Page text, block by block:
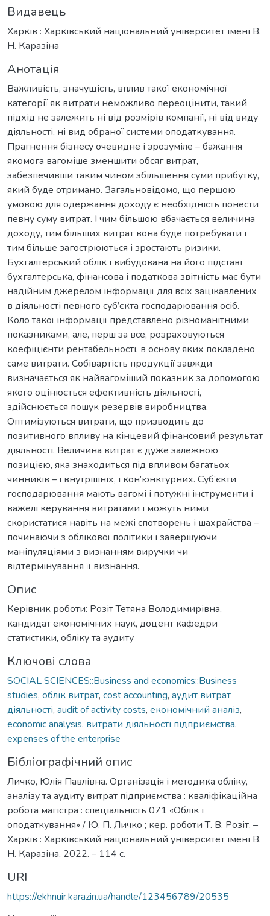
Видавець
Харків : Харківський національний університет імені В.
Н. Каразіна
Анотація
Важливість, значущість, вплив такої економічної
категорії як витрати неможливо переоцінити, такий
підхід не залежить ні від розмірів компанії, ні від виду
діяльності, ні вид обраної системи оподаткування.
Прагнення бізнесу очевидне і зрозуміле – бажання
якомога вагоміше зменшити обсяг витрат,
забезпечивши таким чином збільшення суми прибутку,
який буде отримано. Загальновідомо, що першою
умовою для одержання доходу є необхідність понести
певну суму витрат. І чим більшою вбачається величина
доходу, тим більших витрат вона буде потребувати і
тим більше загострюються і зростають ризики.
Бухгалтерський облік і вибудована на його підставі
бухгалтерська, фінансова і податкова звітність має бути
надійним джерелом інформації для всіх зацікавлених
в діяльності певного суб’єкта господарювання осіб.
Коло такої інформації представлено різноманітними
показниками, але, перш за все, розраховуються
коефіцієнти рентабельності, в основу яких покладено
саме витрати. Собівартість продукції завжди
визначається як найвагоміший показник за допомогою
якого оцінюється ефективність діяльності,
здійснюється пошук резервів виробництва.
Оптимізуються витрати, що призводить до
позитивного впливу на кінцевий фінансовий результат
діяльності. Величина витрат є дуже залежною
позицією, яка знаходиться під впливом багатьох
чинників – і внутрішніх, і кон’юнктурних. Суб’єкти
господарювання мають вагомі і потужні інструменти і
важелі керування витратами і можуть ними
скористатися навіть на межі спотворень і шахрайства –
починаючи з облікової політики і завершуючи
маніпуляціями з визнанням виручки чи
відтермінування її визнання.
Опис
Керівник роботи: Розіт Тетяна Володимирівна,
кандидат економічних наук, доцент кафедри
статистики, обліку та аудиту
Ключові слова
SOCIAL SCIENCES::Business and economics::Business
studies, облік витрат, cost accounting, аудит витрат
діяльності, audit of activity costs, економічний аналіз,
economic analysis, витрати діяльності підприємства,
expenses of the enterprise
Бібліографічний опис
Личко, Юлія Павлівна. Організація і методика обліку,
аналізу та аудиту витрат підприємства : кваліфікаційна
робота магістра : спеціальність 071 «Облік і
оподаткування» / Ю. П. Личко ; кер. роботи Т. В. Розіт. –
Харків : Харківський національний університет імені В.
Н. Каразіна, 2022. – 114 с.
URI
https://ekhnuir.karazin.ua/handle/123456789/20535